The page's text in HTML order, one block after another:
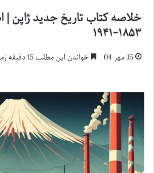
خلاصه کتاب تاریخ جدید ژاپن
۱۸۵۳-۱۹۴۱
15 مهر 04 خواندن این مطلب 15 دقیقه زمان میبرد